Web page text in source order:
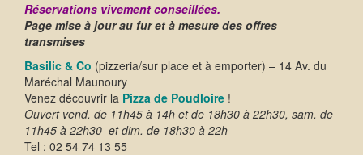
Réservations vivement conseillées.
Page mise à jour au fur et à mesure des offres
transmises
Basilic & Co (pizzeria/sur place et à emporter) – 14 Av. du
Maréchal Maunoury
Venez découvrir la Pizza de Poudloire !
Ouvert vend. de 11h45 à 14h et de 18h30 à 22h30, sam. de
11h45 à 22h30 etdim. de 18h30 à 22h
Tel : 02 54 74 13 55